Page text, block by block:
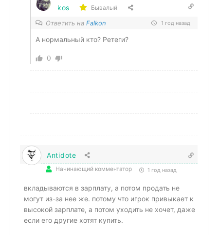
kos Бывалый
Ответить на Falkon 1 год назад
А нормальный кто? Ретеги?
0
Antidote
Начинающий комментатор 1 год назад
вкладываются в зарплату, а потом продать не
могут из-за нее же. потому что игрок привыкает к
высокой зарплате, а потом уходить не хочет, даже
если его другие хотят купить.